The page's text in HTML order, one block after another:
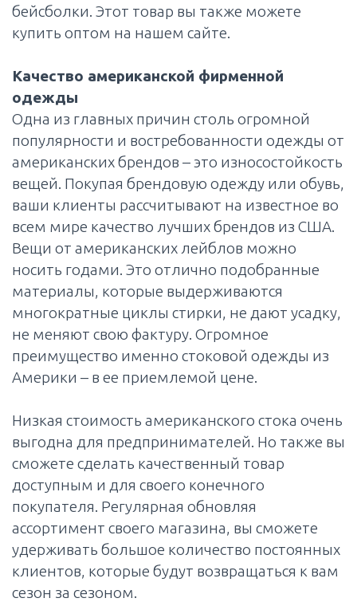
бейсболки. Этот товар вы также можете
купить оптом на нашем сайте.
Качество американской фирменной
одежды
Одна из главных причин столь огромной
популярности и востребованности одежды от
американских брендов – это износостойкость
вещей. Покупая брендовую одежду или обувь,
ваши клиенты рассчитывают на известное во
всем мире качество лучших брендов из США.
Вещи от американских лейблов можно
носить годами. Это отлично подобранные
материалы, которые выдерживаются
многократные циклы стирки, не дают усадку,
не меняют свою фактуру. Огромное
преимущество именно стоковой одежды из
Америки – в ее приемлемой цене.
Низкая стоимость американского стока очень
выгодна для предпринимателей. Но также вы
сможете сделать качественный товар
доступным и для своего конечного
покупателя. Регулярная обновляя
ассортимент своего магазина, вы сможете
удерживать большое количество постоянных
клиентов, которые будут возвращаться к вам
сезон за сезоном.